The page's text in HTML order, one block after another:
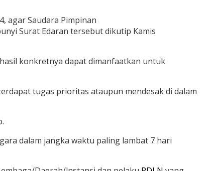
agar Saudara Pimpinan
Surat Edaran tersebut dikutip Kamis
konkretnya dapat dimanfaatkan untuk
tugas prioritas ataupun mendesak di dalam
dalam jangka waktu paling lambat 7 hari